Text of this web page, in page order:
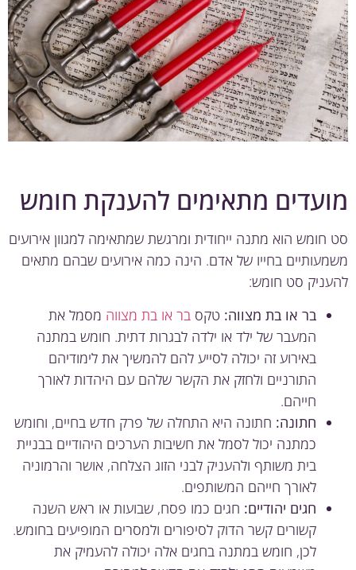
מתאימים להענקת חומש
הוא מתנה ייחודית ומרגשת שמתאימה למגוון אירועים
בחייו של אדם. הינה כמה אירועים שבהם מתאים
סט חומש:
בר או בת מצווה:טקסבר או בת מצווהמסמל את
המעבר של ילד או ילדה לבגרות דתית. חומש במתנה
באירוע זה יכולה לסייע להם להמשיך את לימודיהם
התורניים ולחזק את הקשר שלהם עם היהדות לאורך
חייהם.
חתונה:חתונה היא התחלה של פרק חדש בחיים, וחומש
כמתנה יכול לסמל את חשיבות הערכים היהודיים בבניית
בית משותף ולהעניק לבני הזוג הצלחה, אושר והרמוניה
לאורך חייהם המשותפים.
חגים יהודיים:חגים כמו פסח, שבועות או ראש השנה
קשורים קשר הדוק לסיפורים ולמסרים המופיעים בחומש.
לכן, חומש במתנה בחגים אלה יכולה להעמיק את